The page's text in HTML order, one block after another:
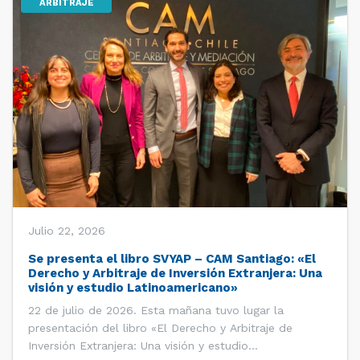
ARBITRAJE
Julio 22, 2026
Se presenta el libro SVYAP – CAM Santiago: «El
Derecho y Arbitraje de Inversión Extranjera: Una
visión y estudio Latinoamericano»
22 de julio de 2026. Esta mañana tuvo lugar la
presentación del libro «El Derecho y Arbitraje de
Inversión Extranjera: Una visión y estudio